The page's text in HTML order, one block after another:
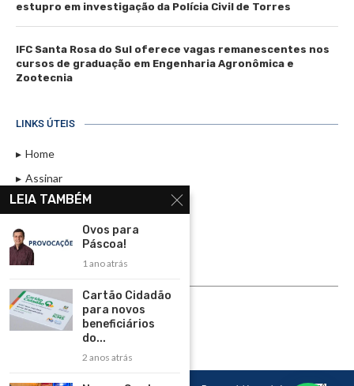
estupro em investigação da Polícia Civil de Torres
IFC Santa Rosa do Sul oferece vagas remanescentes nos
cursos de graduação em Engenharia Agronômica e
Zootecnia
LINKS ÚTEIS
Home
Assinar
Contato
Política de Privacidade
Rádio Maristela - Ao Vivo
ASSINE
LEIA TAMBÉM
Ovos para
Páscoa!
1 ano atrás
Cartão Cidadão
para novos
beneficiários
do...
2 anos atrás